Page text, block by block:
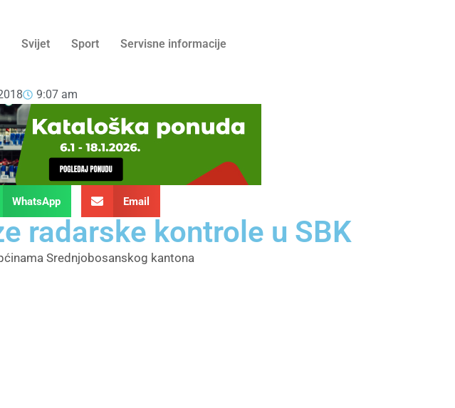
Svijet Sport Servisne informacije
9:07 am
WhatsApp Email
radarske kontrole u SBK
Srednjobosanskog kantona